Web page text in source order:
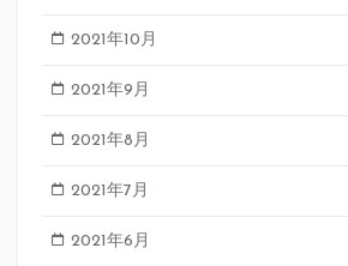
2021年10月
2021年9月
2021年8月
2021年7月
2021年6月